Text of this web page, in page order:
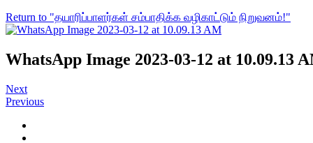
Return to "தயாரிப்பாளர்கள் சம்பாதிக்க வழிகாட்டும் நிறுவனம்!"
WhatsApp Image 2023-03-12 at 10.09.13
Next
Previous